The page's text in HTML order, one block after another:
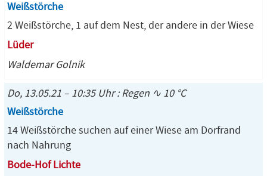
Weißstörche
2 Weißstörche, 1 auf dem Nest, der andere in der Wiese
Lüder
Waldemar Golnik
Do, 13.05.21 – 10:35 Uhr : Regen ∿ 10 °C
Weißstörche
14 Weißstörche suchen auf einer Wiese am Dorfrand
nach Nahrung
Bode-Hof Lichte